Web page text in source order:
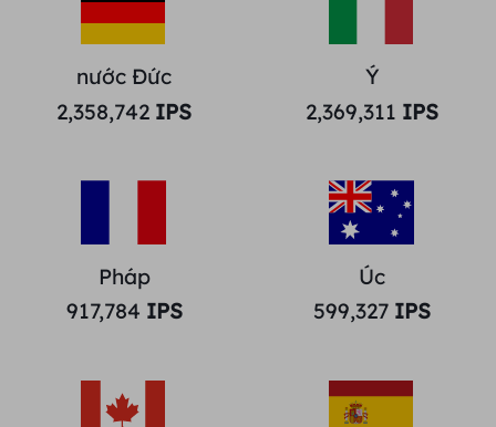
nước Đức
2,358,742 IPS
Ý
2,369,311 IPS
Pháp
917,784 IPS
Úc
599,327 IPS